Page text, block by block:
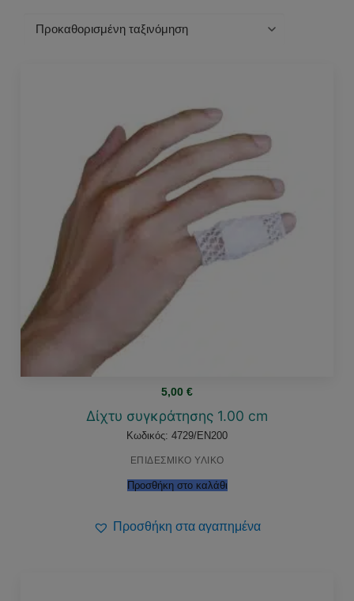
5,00 €
Δίχτυ συγκράτησης 1.00 cm
Κωδικός: 4729/EN200
ΕΠΙΔΕΣΜΙΚΟ ΥΛΙΚΟ
Προσθήκη στο καλάθι
Προσθήκη στα αγαπημένα